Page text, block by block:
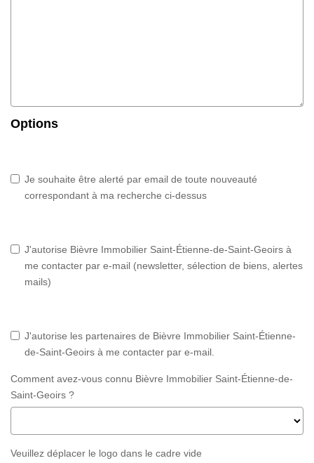
Options
Je souhaite être alerté par email de toute nouveauté
correspondant à ma recherche ci-dessus
J'autorise Bièvre Immobilier Saint-Étienne-de-Saint-Geoirs à
me contacter par e-mail (newsletter, sélection de biens, alertes
mails)
J'autorise les partenaires de Bièvre Immobilier Saint-Étienne-
de-Saint-Geoirs à me contacter par e-mail.
Comment avez-vous connu Bièvre Immobilier Saint-Étienne-de-
Saint-Geoirs ?
Veuillez déplacer le logo dans le cadre vide